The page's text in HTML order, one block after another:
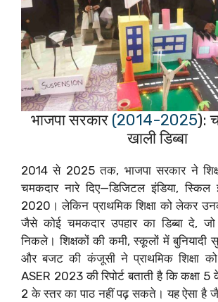
भाजपा सरकार (2014-2025):
खाली डिब्बा
2014 से 2025 तक, भाजपा सरकार ने
चमकदार नारे दिए—डिजिटल इंडिया, स्किल
2020। लेकिन प्राथमिक शिक्षा को लेकर
जैसे कोई चमकदार उपहार का डिब्बा दे,
निकले। शिक्षकों की कमी, स्कूलों में बुनियादी
और बजट की कंजूसी ने प्राथमिक शिक्षा को
ASER 2023 की रिपोर्ट बताती है कि कक्षा
2 के स्तर का पाठ नहीं पढ़ सकते। यह ऐसा है